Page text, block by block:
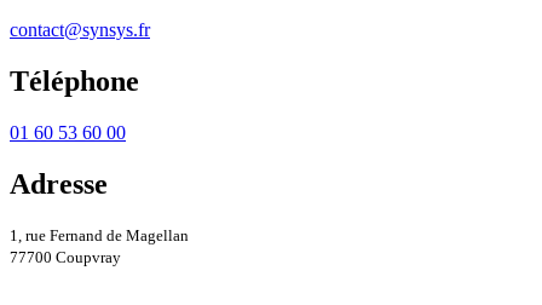
contact@synsys.fr
Téléphone
01 60 53 60 00
Adresse
1, rue Fernand de Magellan
77700 Coupvray